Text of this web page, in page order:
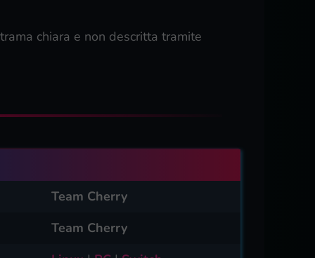
chiara e non descritta tramite
Team Cherry
Team Cherry